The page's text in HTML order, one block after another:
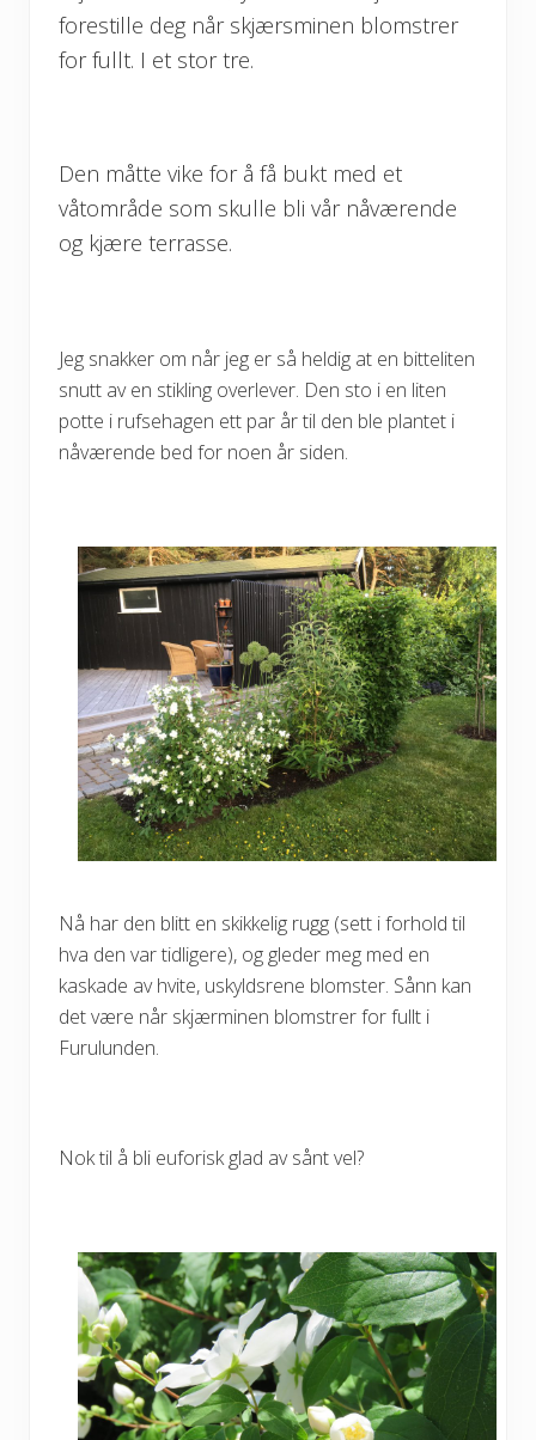
forestille deg når skjærsminen blomstrer
for fullt. I et stor tre.
Den måtte vike for å få bukt med et
våtområde som skulle bli vår nåværende
og kjære terrasse.
Jeg snakker om når jeg er så heldig at en bitteliten
snutt av en stikling overlever. Den sto i en liten
potte i rufsehagen ett par år til den ble plantet i
nåværende bed for noen år siden.
Nå har den blitt en skikkelig rugg (sett i forhold til
hva den var tidligere), og gleder meg med en
kaskade av hvite, uskyldsrene blomster. Sånn kan
det være når skjærminen blomstrer for fullt i
Furulunden.
Nok til å bli euforisk glad av sånt vel?